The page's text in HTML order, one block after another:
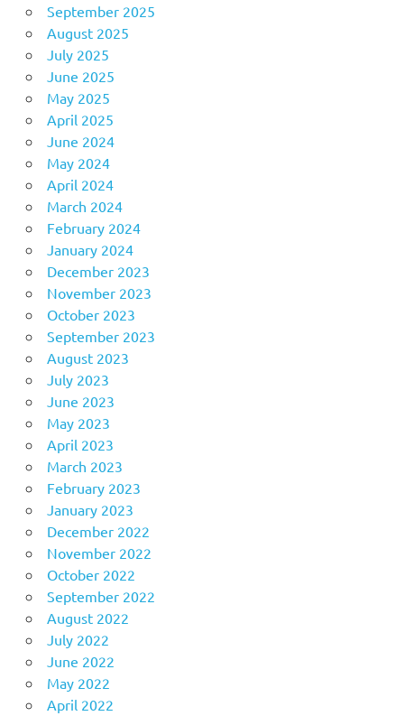
September 2025
August 2025
July 2025
June 2025
May 2025
April 2025
June 2024
May 2024
April 2024
March 2024
February 2024
January 2024
December 2023
November 2023
October 2023
September 2023
August 2023
July 2023
June 2023
May 2023
April 2023
March 2023
February 2023
January 2023
December 2022
November 2022
October 2022
September 2022
August 2022
July 2022
June 2022
May 2022
April 2022